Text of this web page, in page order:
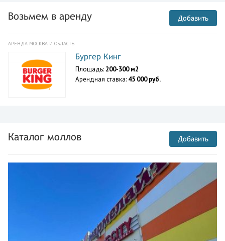
Возьмем в аренду Добавить
АРЕНДА МОСКВА И ОБЛАСТЬ
Бургер Кинг
Площадь: 200-300 м2
Арендная ставка: 45 000 руб.
Каталог моллов Добавить